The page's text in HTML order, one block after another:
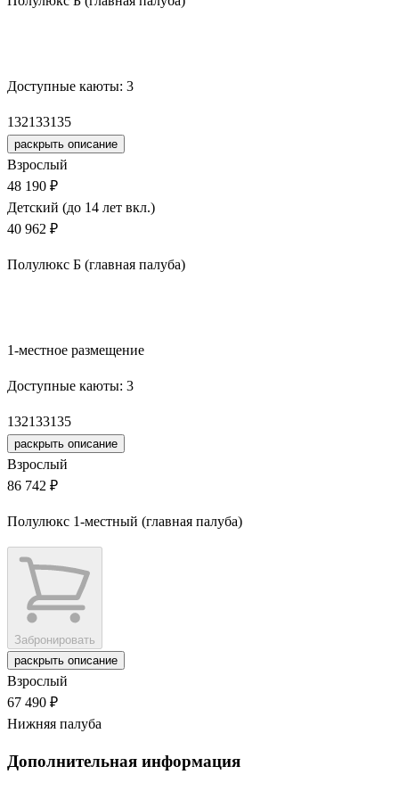
Доступные каюты: 3
132133135
раскрыть описание
Взрослый
48 190 ₽
Детский (до 14 лет вкл.)
40 962 ₽
Полулюкс Б (главная палуба)
1-местное размещение
Доступные каюты: 3
132133135
раскрыть описание
Взрослый
86 742 ₽
Полулюкс 1-местный (главная палуба)
Забронировать
раскрыть описание
Взрослый
67 490 ₽
Нижняя палуба
Дополнительная информация